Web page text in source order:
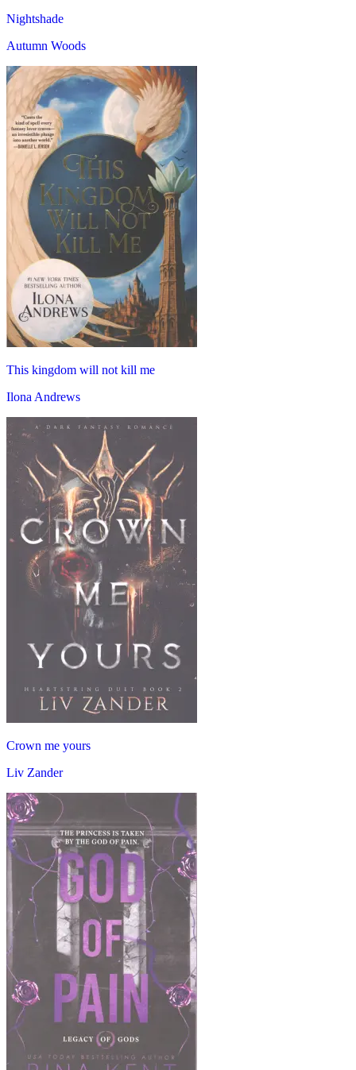
Nightshade
Autumn Woods
This kingdom will not kill me
Ilona Andrews
Crown me yours
Liv Zander